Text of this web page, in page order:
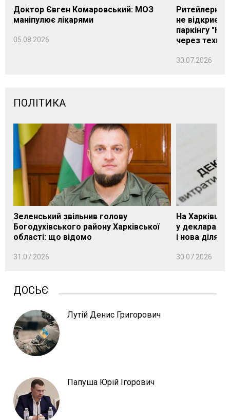
Доктор Євген Комаровський: МОЗ
маніпулює лікарями
05.08.2026
Ритейлерка
не
паркінгу
через
30.07.2026
ПОЛІТИКА
Зеленський звільнив голову
Богодухівського району Харківської
області: що відомо
31.07.2026
На
у декларації
і нова
30.07.2026
ДОСЬЄ
Лутій Денис Григорович
Папуша Юрій Ігорович